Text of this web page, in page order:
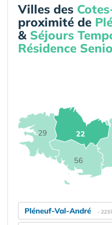
Villes des
proximité de
& Séjours
Résidence
22
29
56
Pléneuf-Val-André -